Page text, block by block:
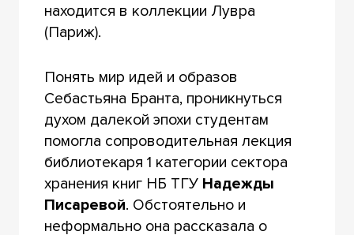
находится в коллекции Лувра
(Париж).
Понять мир идей и образов
Себастьяна Бранта, проникнуться
духом далекой эпохи студентам
помогла сопроводительная лекция
библиотекаря 1 категории сектора
хранения книг НБ ТГУ Надежды
Писаревой. Обстоятельно и
неформально она рассказала о